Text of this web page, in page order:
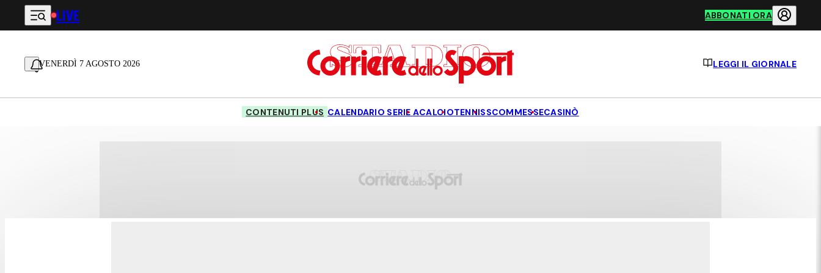
Vai al contenuto principale
LIVE ABBONATI ORA
VENERDÌ 7 AGOSTO 2026 LEGGI IL GIORNALE
CONTENUTI PLUS CALENDARIO SERIE ACALCIOTENNISSCOMMESSECASINÒ